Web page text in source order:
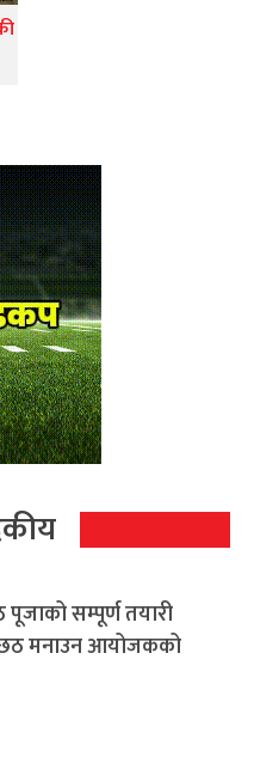
पूजाको सम्पूर्ण तयारी
छठ मनाउन आयोजकको